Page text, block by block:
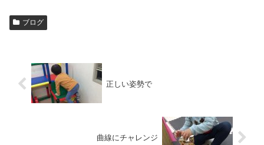
ブログ
正しい姿勢で
曲線にチャレンジ